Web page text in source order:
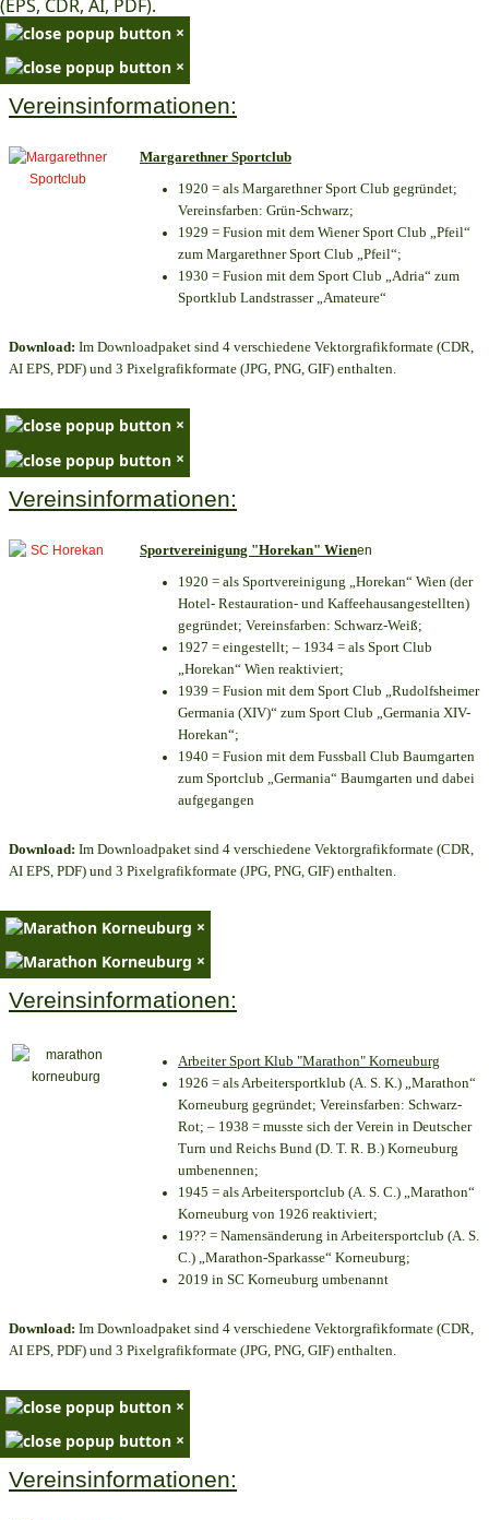
(EPS, CDR, AI, PDF).
×
×
Vereinsinformationen:
Margarethner Sportclub
1920 = als Margarethner Sport Club gegründet;
Vereinsfarben: Grün-Schwarz;
1929 = Fusion mit dem Wiener Sport Club „Pfeil“
zum Margarethner Sport Club „Pfeil“;
1930 = Fusion mit dem Sport Club „Adria“ zum
Sportklub Landstrasser „Amateure“
Download: Im Downloadpaket sind 4 verschiedene Vektorgrafikformate (CDR,
AI EPS, PDF) und 3 Pixelgrafikformate (JPG, PNG, GIF) enthalten.
×
×
Vereinsinformationen:
Sportvereinigung "Horekan" Wienen
1920 = als Sportvereinigung „Horekan“ Wien (der
Hotel- Restauration- und Kaffeehausangestellten)
gegründet; Vereinsfarben: Schwarz-Weiß;
1927 = eingestellt; – 1934 = als Sport Club
„Horekan“ Wien reaktiviert;
1939 = Fusion mit dem Sport Club „Rudolfsheimer
Germania (XIV)“ zum Sport Club „Germania XIV-
Horekan“;
1940 = Fusion mit dem Fussball Club Baumgarten
zum Sportclub „Germania“ Baumgarten und dabei
aufgegangen
Download: Im Downloadpaket sind 4 verschiedene Vektorgrafikformate (CDR,
AI EPS, PDF) und 3 Pixelgrafikformate (JPG, PNG, GIF) enthalten.
×
×
Vereinsinformationen:
Arbeiter Sport Klub "Marathon" Korneuburg
1926 = als Arbeitersportklub (A. S. K.) „Marathon“
Korneuburg gegründet; Vereinsfarben: Schwarz-
Rot; – 1938 = musste sich der Verein in Deutscher
Turn und Reichs Bund (D. T. R. B.) Korneuburg
umbenennen;
1945 = als Arbeitersportclub (A. S. C.) „Marathon“
Korneuburg von 1926 reaktiviert;
19?? = Namensänderung in Arbeitersportclub (A. S.
C.) „Marathon-Sparkasse“ Korneuburg;
2019 in SC Korneuburg umbenannt
Download: Im Downloadpaket sind 4 verschiedene Vektorgrafikformate (CDR,
AI EPS, PDF) und 3 Pixelgrafikformate (JPG, PNG, GIF) enthalten.
×
×
Vereinsinformationen: